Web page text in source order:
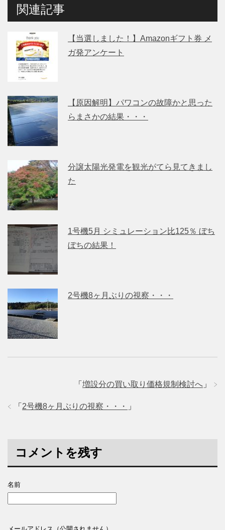
関連記事
【当選しました！】Amazonギフト券 メ
ガ発アンケート
【原因解明】パワコンの故障かと思った
らまさかの結果・・・
分譲太陽光発電を観光がてら見てきまし
た
1号機5月 シミュレーション比125％ ぼち
ぼちの結果！
2号機8ヶ月ぶりの視察・・・
「 増設分の買い取り価格規制検討へ 」
「 2号機8ヶ月ぶりの視察・・・ 」
コメントを残す
名前